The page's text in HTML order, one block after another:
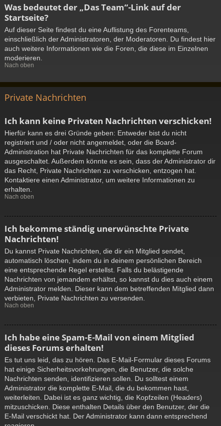
Was bedeutet der „Das Team“-Link auf der
Startseite?
Auf dieser Seite findest du eine Auflistung des Forenteams,
einschließlich der Administratoren, der Moderatoren. Du findest hier
auch weitere Informationen wie die Foren, die diese im Einzelnen
moderieren.
Nach oben
Private Nachrichten
Ich kann keine Privaten Nachrichten verschicken!
Hierfür kann es drei Gründe geben: Entweder bist du nicht
registriert und / oder nicht angemeldet, oder die Board-
Administration hat Private Nachrichten für das komplette Forum
ausgeschaltet. Außerdem könnte es sein, dass der Administrator dir
das Recht, Private Nachrichten zu verschicken, entzogen hat.
Kontaktiere einen Administrator, um weitere Informationen zu
erhalten.
Nach oben
Ich bekomme ständig unerwünschte Private
Nachrichten!
Du kannst Private Nachrichten, die dir ein Mitglied sendet,
automatisch löschen, indem du in deinem persönlichen Bereich
eine entsprechende Regel erstellst. Falls du belästigende
Nachrichten von jemandem erhältst, so kannst du dies auch einem
Administrator melden. Dieser kann dem betreffenden Mitglied dann
verbieten, Private Nachrichten zu versenden.
Nach oben
Ich habe eine Spam-E-Mail von einem Mitglied
dieses Forums erhalten!
Es tut uns leid, das zu hören. Das E-Mail-Formular dieses Forums
hat einige Sicherheitsvorkehrungen, die Benutzer, die solche
Nachrichten senden, identifizieren sollen. Du solltest einem
Administrator die komplette E-Mail, die du bekommen hast,
weiterleiten. Dabei ist es ganz wichtig, die Kopfzeilen (Headers)
mitzuschicken. Diese enthalten Details über den Benutzer, der die
E-Mail verschickt hat. Der Administrator kann dann entsprechend